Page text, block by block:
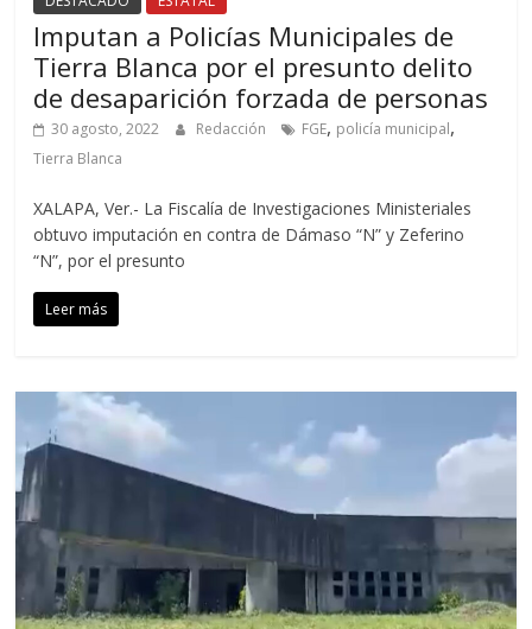
Imputan a Policías Municipales de
Tierra Blanca por el presunto delito
de desaparición forzada de personas
30 agosto, 2022 Redacción FGE, policía municipal,
Tierra Blanca
XALAPA, Ver.- La Fiscalía de Investigaciones Ministeriales
obtuvo imputación en contra de Dámaso “N” y Zeferino
“N”, por el presunto
Leer más